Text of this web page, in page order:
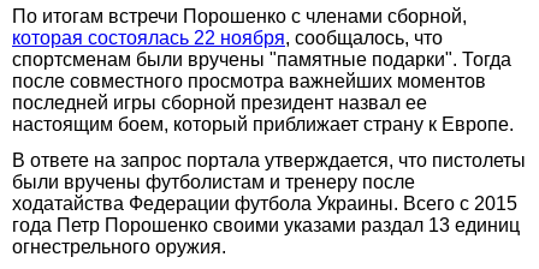
По итогам встречи Порошенко с членами сборной,
которая состоялась 22 ноября, сообщалось, что
спортсменам были вручены "памятные подарки". Тогда
после совместного просмотра важнейших моментов
последней игры сборной президент назвал ее
настоящим боем, который приближает страну к Европе.
В ответе на запрос портала утверждается, что пистолеты
были вручены футболистам и тренеру после
ходатайства Федерации футбола Украины. Всего с 2015
года Петр Порошенко своими указами раздал 13 единиц
огнестрельного оружия.